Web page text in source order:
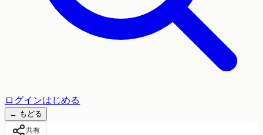
ログインはじめる
← もどる
共有